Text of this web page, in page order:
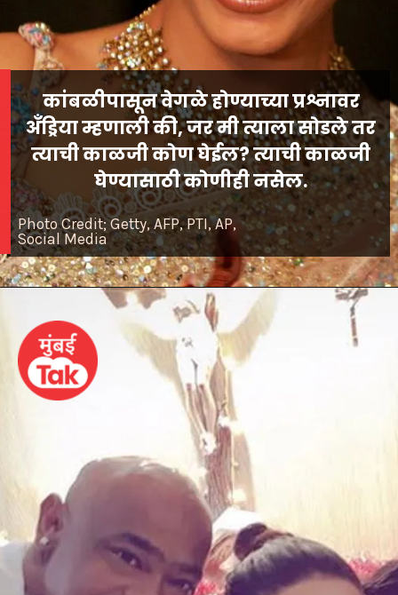
Photo Credit; Getty, AFP, PTI, AP,
Social Media
कांबळीपासून वेगळे होण्याच्या प्रश्नावर
अँड्रिया म्हणाली की, जर मी त्याला सोडले तर
त्याची काळजी कोण घेईल? त्याची काळजी
घेण्यासाठी कोणीही नसेल.